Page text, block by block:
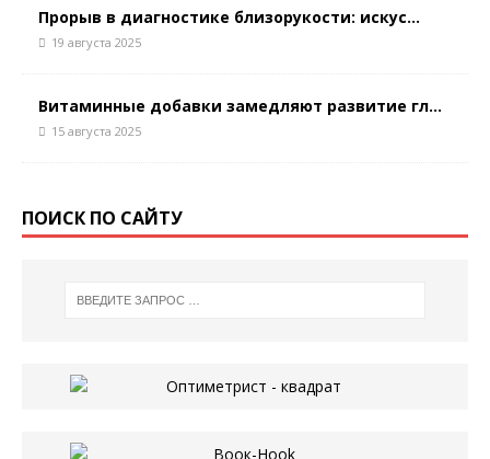
Прорыв в диагностике близорукости: искус...
19 августа 2025
Витаминные добавки замедляют развитие гл...
15 августа 2025
ПОИСК ПО САЙТУ